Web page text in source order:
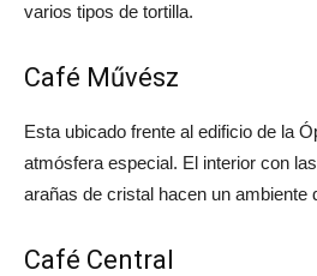
varios tipos de tortilla.
Café Művész
Esta ubicado frente al edificio de la
atmósfera especial. El interior con
arañas de cristal hacen un ambiente
Café Central